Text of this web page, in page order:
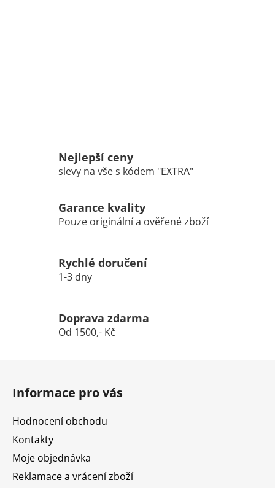
Nejlepší ceny
slevy na vše s kódem "EXTRA"
Garance kvality
Pouze originální a ověřené zboží
Rychlé doručení
1-3 dny
Doprava zdarma
Od 1500,- Kč
Informace pro vás
Hodnocení obchodu
Kontakty
Moje objednávka
Reklamace a vrácení zboží